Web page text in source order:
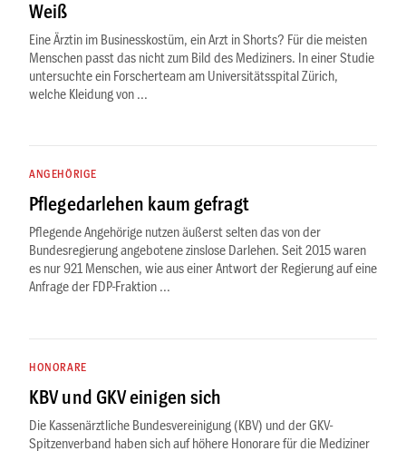
Weiß
Eine Ärztin im Business­kostüm, ein Arzt in Shorts? Für die meisten
Menschen passt das nicht zum Bild des Mediziners. In einer Studie
untersuchte ein Forscherteam am Universitätsspital Zürich,
welche Kleidung von ...
ANGEHÖRIGE
Pflegedarlehen kaum gefragt
Pflegende Angehörige nutzen äußerst selten das von der
Bundesregierung angebotene zinslose Darlehen. Seit 2015 waren
es nur 921 Menschen, wie aus einer Antwort der Regierung auf eine
Anfrage der FDP-Fraktion ...
HONORARE
KBV und GKV einigen sich
Die Kassenärztliche Bundesvereinigung (KBV) und der GKV-
Spitzenverband haben sich auf höhere Honorare für die Mediziner